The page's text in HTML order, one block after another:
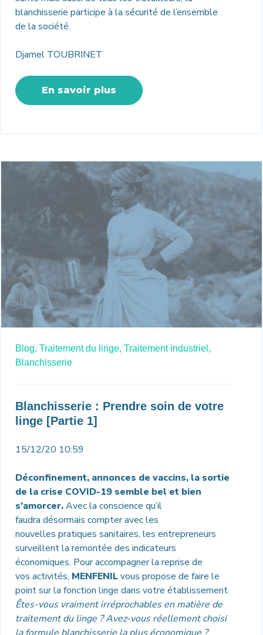
blanchisserie participe à la sécurité de l’ensemble
de la société.
Djamel TOUBRINET
En savoir plus
Blog, Traitement du linge, Traitement industriel,
Blanchisserie
Blanchisserie : Prendre soin de votre
linge [Partie 1]
15/12/20 10:59
Déconfinement, annonces de vaccins, la sortie
de la crise COVID-19 semble bel et bien
s’amorcer.Avec la conscience qu’il
faudra désormais compter avec les
nouvelles pratiques sanitaires, les entrepreneurs
surveillent la remontée des indicateurs
économiques. Pour accompagner la reprise de
vos activités, MENFENILvous propose de faire le
point sur la fonction linge dans votre établissement.
Êtes-vous vraiment irréprochables en matière de
traitement du linge ?Avez-vous réellement choisi